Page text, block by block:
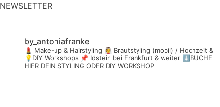
NEWSLETTER
by_antoniafranke
💄 Make-up & Hairstyling 👰 Brautstyling (mobil) / Hochzeit &
💡DIY Workshops 📌 Idstein bei Frankfurt & weiter ⬇️BUCHE
HIER DEIN STYLING ODER DIY WORKSHOP